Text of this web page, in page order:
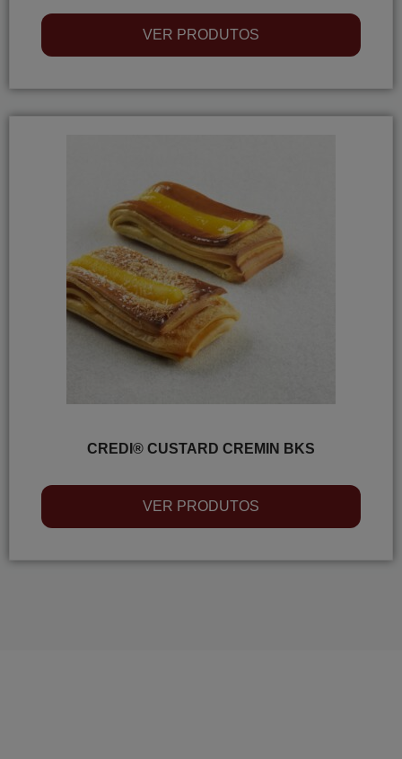
VER PRODUTOS
CREDI® CUSTARD CREMIN BKS
VER PRODUTOS